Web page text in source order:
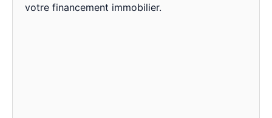
votre financement immobilier.